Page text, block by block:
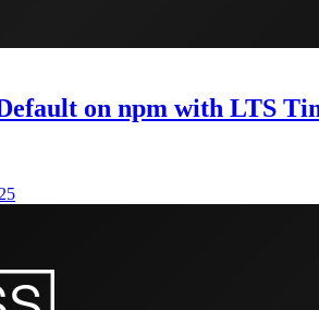
on npm with LTS